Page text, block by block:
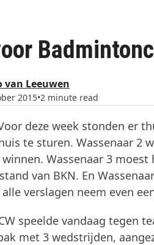
van Leeuwen
2015•2 minute read
deze week stonden er
te sturen. Wassenaar 2
Wassenaar 3
van BKN. En
verslagen neem even
speelde vandaag tegen
met 3 wedstrijden,